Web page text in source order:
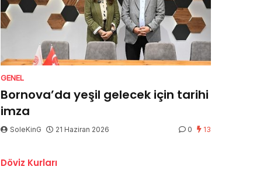
GENEL
Bornova’da yeşil gelecek için tarihi
imza
SoleKinG 21 Haziran 2026 0 13
Döviz Kurları